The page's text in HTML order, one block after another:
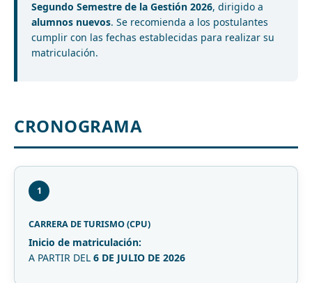
Segundo Semestre de la Gestión 2026, dirigido a
alumnos nuevos. Se recomienda a los postulantes
cumplir con las fechas establecidas para realizar su
matriculación.
CRONOGRAMA
1
CARRERA DE TURISMO (CPU)
Inicio de matriculación:
A PARTIR DEL 6 DE JULIO DE 2026